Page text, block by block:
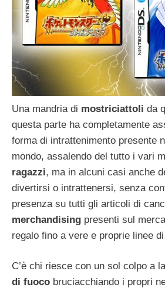
Una mandria di mostriciattoli da
questa parte ha completamente
forma di intrattenimento presente
mondo, assalendo del tutto i vari
ragazzi, ma in alcuni casi anche
divertirsi o intrattenersi, senza
presenza su tutti gli articoli di
merchandising presenti sul
regalo fino a vere e proprie linee di
C’è chi riesce con un sol colpo a
di fuoco bruciacchiando i propri